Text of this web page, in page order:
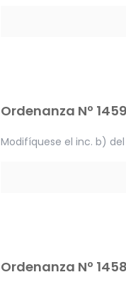
Ordenanza Nº 1459
Modifíquese el inc. b) del
Ordenanza Nº 1458